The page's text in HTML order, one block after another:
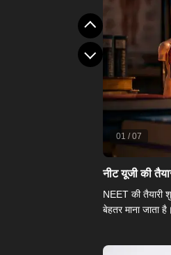
01 /07
नीट यूजी की
NEET की तैयारी
बेहतर माना जाता